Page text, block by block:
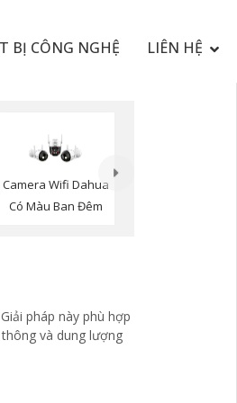
BỊ CÔNG NGHỆ LIÊN HỆ
Camera Wifi Dahua
Có Màu Ban Đêm
pháp này phù hợp
và dung lượng